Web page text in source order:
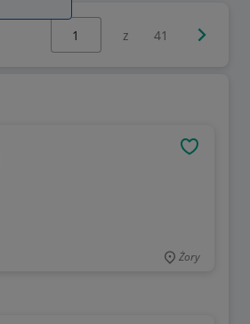
Wybierz stronę:
z 41
Żory